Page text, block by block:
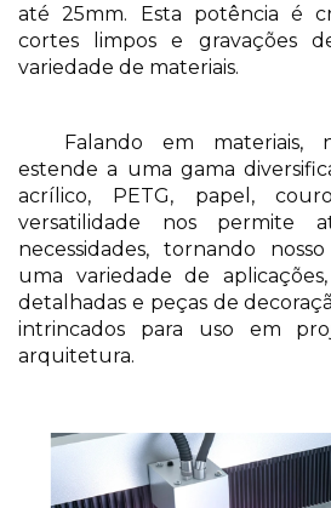
até 25mm. Esta potência é
cortes limpos e gravações
variedade de materiais.
Falando em materiais,
estende a uma gama
acrílico, PETG, papel,
versatilidade nos permite
necessidades, tornando
uma variedade de
detalhadas e peças de
intrincados para uso em
arquitetura.